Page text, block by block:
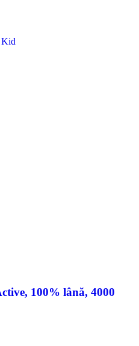
Kid
100% lână, 4000